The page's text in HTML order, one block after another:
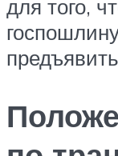
для того,